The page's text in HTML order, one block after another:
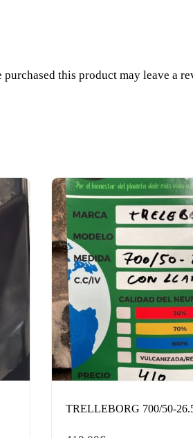
this product may leave a
TRELLEBORG 700/50-